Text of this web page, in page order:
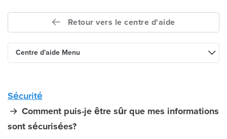
Retour vers le centre d'aide
Centre d'aide Menu
Sécurité
Comment puis-je être sûr que mes informations
sont sécurisées?